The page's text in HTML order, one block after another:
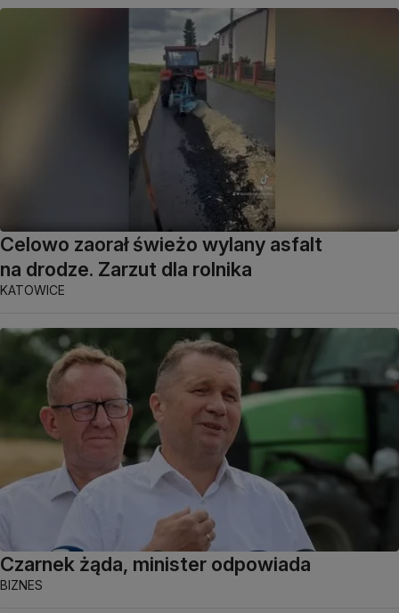
Celowo zaorał świeżo wylany asfalt
na drodze. Zarzut dla rolnika
KATOWICE
Czarnek żąda, minister odpowiada
BIZNES